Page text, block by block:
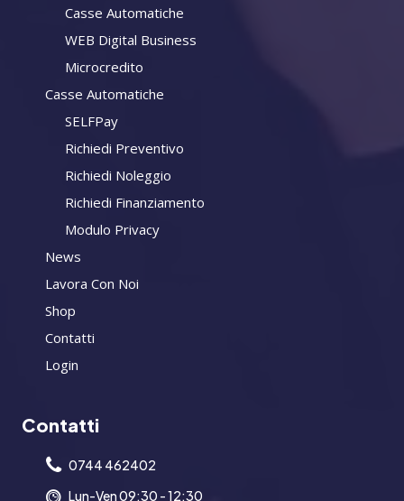
Casse Automatiche
WEB Digital Business
Microcredito
Casse Automatiche
SELFPay
Richiedi Preventivo
Richiedi Noleggio
Richiedi Finanziamento
Modulo Privacy
News
Lavora Con Noi
Shop
Contatti
Login
Contatti
0744 462402
Lun-Ven 09:30 - 12:30